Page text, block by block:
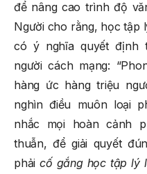
để nâng cao trình độ
Người cho rằng, học tập
có ý nghĩa quyết định
người cách mạng:
hàng ức hàng triệu
nghìn điều muôn loại
nhắc mọi hoàn cảnh
thuẫn, để giải quyết
phảicố gắng học tập lý